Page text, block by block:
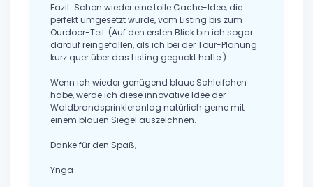
Fazit: Schon wieder eine tolle Cache-Idee, die
perfekt umgesetzt wurde, vom Listing bis zum
Ourdoor-Teil. (Auf den ersten Blick bin ich sogar
darauf reingefallen, als ich bei der Tour-Planung
kurz quer über das Listing geguckt hatte.)
Wenn ich wieder genügend blaue Schleifchen
habe, werde ich diese innovative Idee der
Waldbrandsprinkleranlag natürlich gerne mit
einem blauen Siegel auszeichnen.
Danke für den Spaß,
Ynga